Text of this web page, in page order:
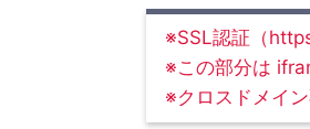
※SSL認証（
※この部分は
※クロスドメイ